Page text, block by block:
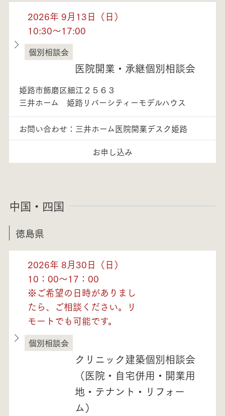
2026年 9月13日（日）
10:30～17:00
兵庫県
個別相談会
医院開業・承継個別相談会
姫路市飾磨区細江２５６３
三井ホーム 姫路リバーシティーモデルハウス
お問い合わせ：三井ホーム医院開業デスク姫路
お申し込み
中国・四国
徳島県
2026年 8月30日（日）
10：00～17：00
※ご希望の日時がありまし
たら、ご相談ください。リ
モートでも可能です。
徳島県
個別相談会
クリニック建築個別相談会
（医院・自宅併用・開業用
地・テナント・リフォー
ム）